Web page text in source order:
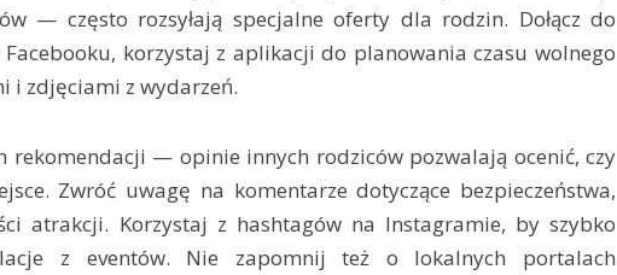
— często rozsyłają specjalne oferty dla rodzin. Dołącz do
korzystaj z aplikacji do planowania czasu wolnego
i zdjęciami z wydarzeń.
rekomendacji — opinie innych rodziców pozwalają ocenić, czy
Zwróć uwagę na komentarze dotyczące bezpieczeństwa,
atrakcji. Korzystaj z hashtagów na Instagramie, by szybko
z eventów. Nie zapomnij też o lokalnych portalach